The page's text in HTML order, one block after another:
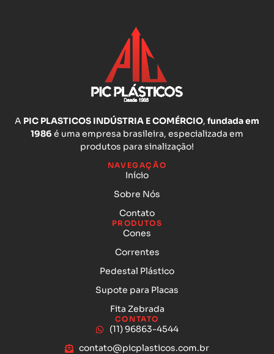
A PIC PLASTICOS INDÚSTRIA E COMÉRCIO, fundada em
1986 é uma empresa brasileira, especializada em
produtos para sinalização!
NAVEGAÇÃO
Início
Sobre Nós
Contato
PRODUTOS
Cones
Correntes
Pedestal Plástico
Supote para Placas
Fita Zebrada
CONTATO
(11) 96863-4544
contato@picplasticos.com.br